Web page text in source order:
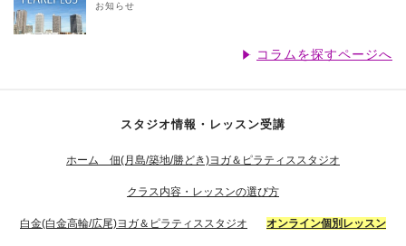
お知らせ
コラムを探すページへ
スタジオ情報・レッスン受講
ホーム 佃(月島/築地/勝どき)ヨガ＆ピラティススタジオ
クラス内容・レッスンの選び方
白金(白金高輪/広尾)ヨガ＆ピラティススタジオ オンライン個別レッスン